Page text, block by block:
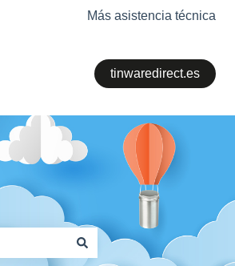
Más asistencia técnica
tinwaredirect.es